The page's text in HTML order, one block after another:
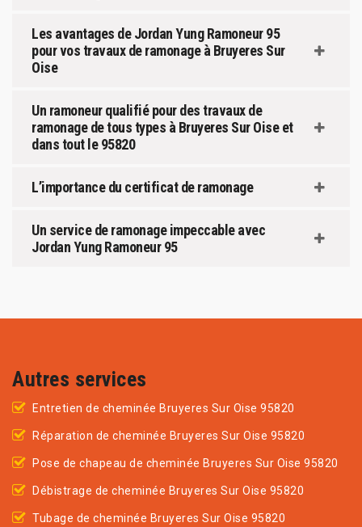
Les avantages de Jordan Yung Ramoneur 95
pour vos travaux de ramonage à Bruyeres Sur
Oise
Un ramoneur qualifié pour des travaux de
ramonage de tous types à Bruyeres Sur Oise et
dans tout le 95820
L’importance du certificat de ramonage
Un service de ramonage impeccable avec
Jordan Yung Ramoneur 95
Autres services
Entretien de cheminée Bruyeres Sur Oise 95820
Réparation de cheminée Bruyeres Sur Oise 95820
Pose de chapeau de cheminée Bruyeres Sur Oise 95820
Débistrage de cheminée Bruyeres Sur Oise 95820
Tubage de cheminée Bruyeres Sur Oise 95820